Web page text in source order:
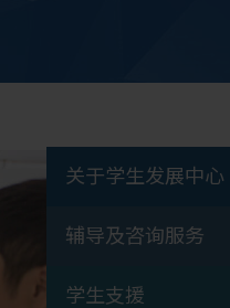
关于学生发展中心
辅导及咨询服务
学生支援